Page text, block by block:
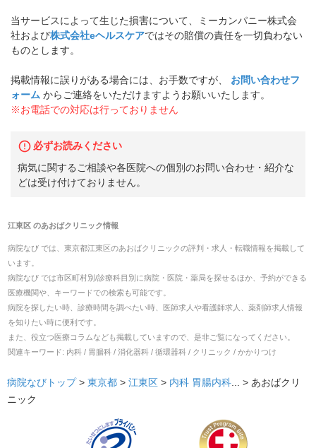
当サービスによって生じた損害について、ミーカンパニー株式会
社および株式会社eヘルスケアではその賠償の責任を一切負わない
ものとします。
掲載情報に誤りがある場合には、お手数ですが、
お問い合わせフ
ォーム からご連絡をいただけますようお願いいたします。
※お電話での対応は行っておりません
必ずお読みください
病気に関するご相談や各医院への個別のお問い合わせ・紹介な
どは受け付けておりません。
江東区のあおばクリニック情報
病院なび では、 東京都江東区のあおばクリニックの評判・求人・転職情報を掲載して
います。
病院なび では市区町村別/診療科目別に病院・医院・薬局を探せるほか、予約ができる
医療機関や、キーワードでの検索も可能です。
病院を探したい時、診療時間を調べたい時、医師求人や看護師求人、薬剤師求人情報
を知りたい時に便利です。
また、役立つ医療コラムなども掲載していますので、是非ご覧になってください。
関連キーワード: 内科 / 胃腸科 / 消化器科 / 循環器科 / クリニック / かかりつけ
病院なびトップ> 東京都 > 江東区 > 内科 胃腸内科 ... > あおばクリ
ニック